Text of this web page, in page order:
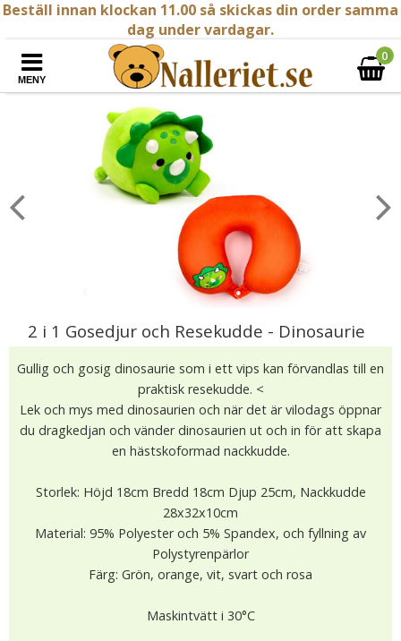
Beställ innan klockan 11.00 så skickas din order samma
dag under vardagar.
MENY
0
2 i 1 Gosedjur och Resekudde - Dinosaurie
Gullig och gosig dinosaurie som i ett vips kan förvandlas till en
praktisk resekudde. <
Lek och mys med dinosaurien och när det är vilodags öppnar
du dragkedjan och vänder dinosaurien ut och in för att skapa
en hästskoformad nackkudde.
Storlek: Höjd 18cm Bredd 18cm Djup 25cm, Nackkudde
28x32x10cm
Material: 95% Polyester och 5% Spandex, och fyllning av
Polystyrenpärlor
Färg: Grön, orange, vit, svart och rosa
Maskintvätt i 30°C